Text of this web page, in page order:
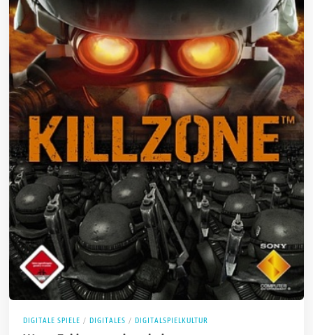
DIGITALE SPIELE / DIGITALES / DIGITALSPIELKULTUR